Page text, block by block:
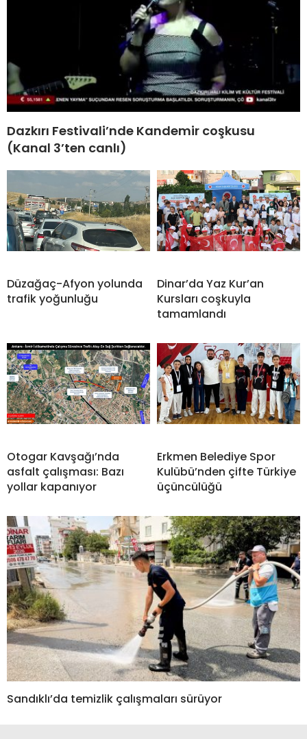
Dazkırı Festivali’nde Kandemir coşkusu
(Kanal 3’ten canlı)
Düzağaç-Afyon yolunda
trafik yoğunluğu
Dinar’da Yaz Kur’an
Kursları coşkuyla
tamamlandı
Otogar Kavşağı’nda
asfalt çalışması: Bazı
yollar kapanıyor
Erkmen Belediye Spor
Kulübü’nden çifte Türkiye
üçüncülüğü
Sandıklı’da temizlik çalışmaları sürüyor